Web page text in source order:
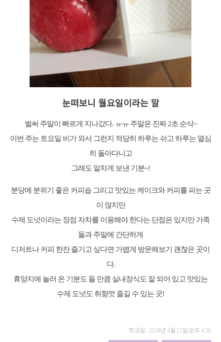
눈떠보니 월요일이라는 말
벌써 주말이 빠르게 지나갔다. ㅠㅠ 주말은 진짜 2초 순삭~
이번 주는 토요일 비가 와서 그런지 적당히 하루는 쉬고 하루는 열심
히 돌아다니고
그래도 알차게 보낸 기분~!
분당에 분위기 좋은 커피숍 그리고 맛있는 케이크와 커피를 파는 곳
이 많지만
수제 도넛이라는 장점 자차를 이용해야 한다는 단점은 있지만 가족
들과 주말에 간단하게
디저트나 커피 한잔 즐기고 싶다면 가볍게 방문해보기 괜찮은 곳이
다.
휴양지에 놀러 온 기분도 들 만큼 실내장식도 잘 되어 있고 맛있는
수제 도넛도 취향껏 즐길 수 있는 곳!
작성일 : 2024년 4월 21일 오후 4:36